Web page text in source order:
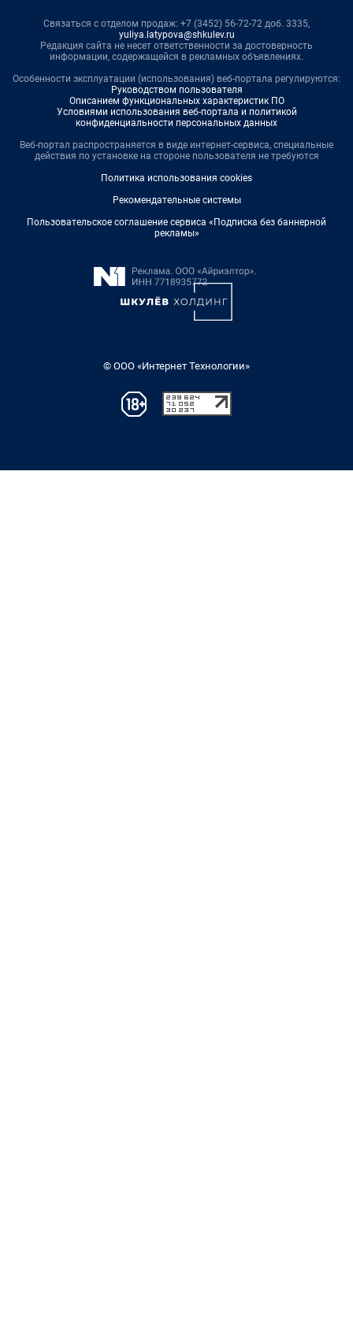
Связаться с отделом продаж: +7 (3452) 56-72-72 доб. 3335,
yuliya.latypova@shkulev.ru
Редакция сайта не несет ответственности за достоверность
информации, содержащейся в рекламных объявлениях.
Особенности эксплуатации (использования) веб-портала регулируются:
Руководством пользователя
Описанием функциональных характеристик ПО
Условиями использования веб-портала и политикой
конфиденциальности персональных данных
Веб-портал распространяется в виде интернет-сервиса, специальные
действия по установке на стороне пользователя не требуются
Политика использования cookies
Рекомендательные системы
Пользовательское соглашение сервиса «Подписка без баннерной
рекламы»
© ООО «Интернет Технологии»